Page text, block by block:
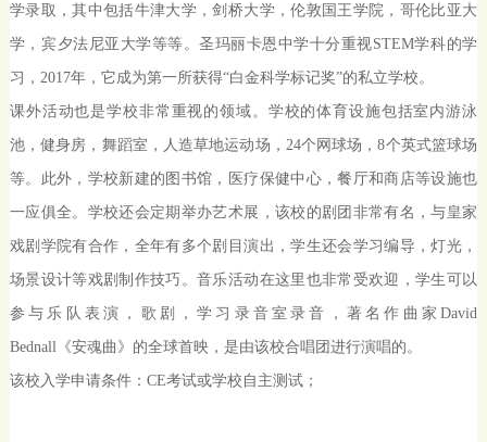
学录取，其中包括牛津大学，剑桥大学，伦敦国王学院，哥伦比亚大
学，宾夕法尼亚大学等等。圣玛丽卡恩中学十分重视STEM学科的学
习， 2017年，它成为第一所获得“白金科学标记奖”的私立学校。
课外活动也是学校非常重视的领域。学校的体育设施包括室内游泳
池，健身房，舞蹈室，人造草地运动场， 24个网球场，8个英式篮球场
等。此外，学校新建的图书馆，医疗保健中心，餐厅和商店等设施也
一应俱全。学校还会定期举办艺术展，该校的剧团非常有名，与皇家
戏剧学院有合作，全年有多个剧目演出，学生还会学习编导，灯光，
场景设计等戏剧制作技巧。音乐活动在这里也非常受欢迎，学生可以
参与乐队表演，歌剧，学习录音室录音，著名作曲家David
Bednall 《安魂曲》的全球首映，是由该校合唱团进行演唱的。
该校入学申请条件： CE考试或学校自主测试；